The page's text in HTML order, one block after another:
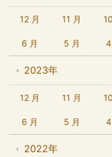
12 月 11 月
6 月 5 月 4
2023年
12 月 11 月
6 月 5 月 4
2022年